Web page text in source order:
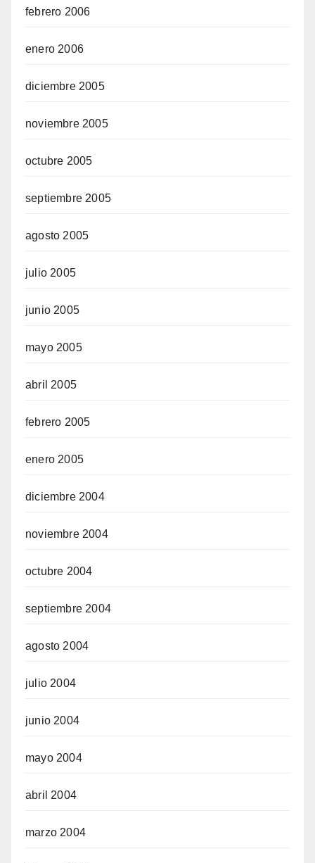
febrero 2006
enero 2006
diciembre 2005
noviembre 2005
octubre 2005
septiembre 2005
agosto 2005
julio 2005
junio 2005
mayo 2005
abril 2005
febrero 2005
enero 2005
diciembre 2004
noviembre 2004
octubre 2004
septiembre 2004
agosto 2004
julio 2004
junio 2004
mayo 2004
abril 2004
marzo 2004